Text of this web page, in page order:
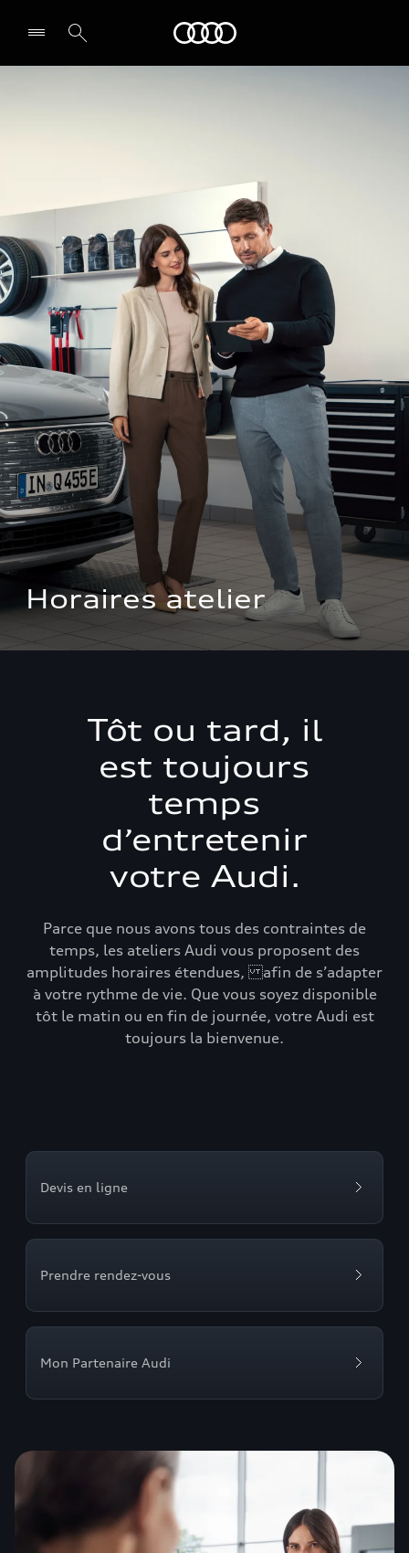
Horaires atelier
Tôt ou tard, il
est toujours
temps
d’entretenir
votre Audi.
Parce que nous avons tous des contraintes de
temps, les ateliers Audi vous proposent des
amplitudes horaires étendues, afin de s’adapter
à votre rythme de vie. Que vous soyez disponible
tôt le matin ou en fin de journée, votre Audi est
toujours la bienvenue.
Devis en ligne
Prendre rendez-vous
Mon Partenaire Audi